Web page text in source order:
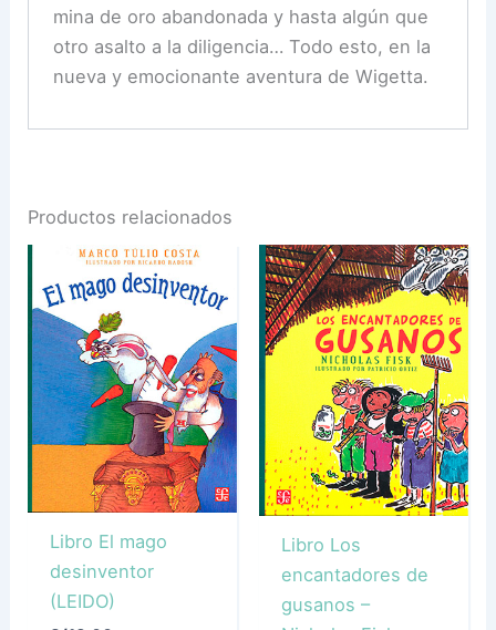
mina de oro abandonada y hasta algún que
otro asalto a la diligencia… Todo esto, en la
nueva y emocionante aventura de Wigetta.
Productos relacionados
Libro El mago
desinventor
(LEIDO)
Libro Los
encantadores de
gusanos –